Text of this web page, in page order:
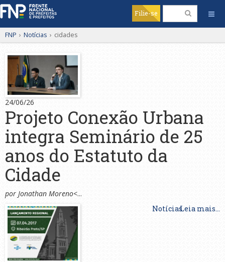
Filie-se
FNP › Notícias › cidades
24/06/26
Projeto Conexão Urbana
integra Seminário de 25
anos do Estatuto da
Cidade
por Jonathan Moreno<...
NotíciasLeia mais...